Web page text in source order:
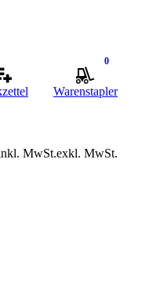
0
Warenstapler
MwSt.exkl. MwSt.